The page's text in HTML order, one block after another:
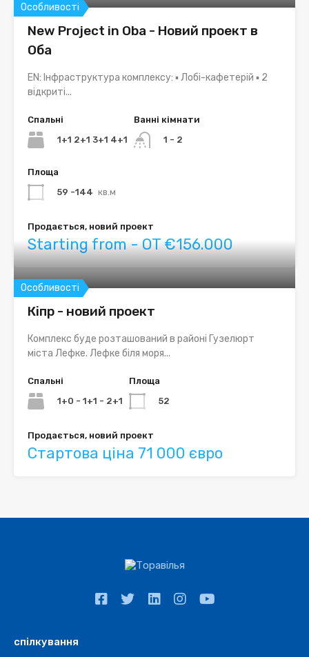
Особливості
New Project in Oba - Новий проект в
Оба
EN: Інфраструктура комплексу: ▪ Лобі-кафетерій ▪ 2
відкриті...
Спальні
1+1 2+1 3+1 4+1
Ванні кімнати
1 - 2
Площа
59 -144 кв.м
Продається, новий проект
Starting from - OT €156.000
Особливості
Кіпр - новий проект
Комплекс буде розташований в районі Гузелюрт
міста Лефке. Лефке біля моря...
Спальні
1+0 - 1+1 - 2+1
Площа
52
Продається, новий проект
Стартова ціна 71 000 євро
спілкування